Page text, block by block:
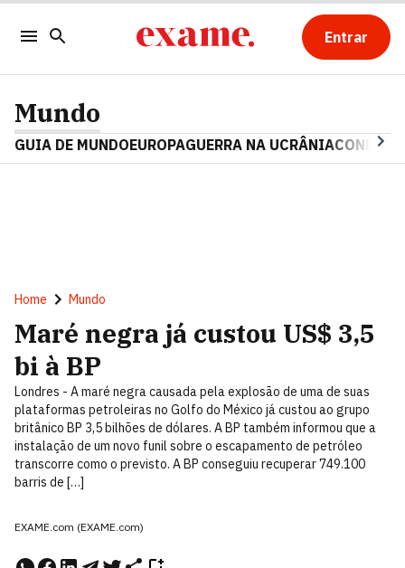
Entrar
Mundo
GUIA DE MUNDOEUROPAGUERRA NA UCRÂNIA
Home Mundo
Maré negra já custou US$ 3,5
bi à BP
Londres - A maré negra causada pela explosão de uma de suas
plataformas petroleiras no Golfo do México já custou ao grupo
britânico BP 3,5 bilhões de dólares. A BP também informou que a
instalação de um novo funil sobre o escapamento de petróleo
transcorre como o previsto. A BP conseguiu recuperar 749.100
barris de […]
EXAME.com (EXAME.com)